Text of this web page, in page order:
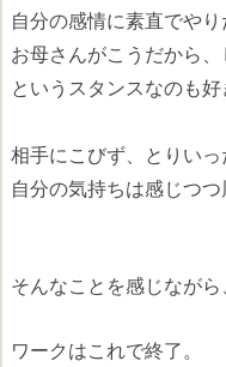
自分の感情に素直でやり
お母さんがこうだから
というスタンスなのも好
相手にこびず、とりいっ
自分の気持ちは感じつ
そんなことを感じながら、
ワークはこれで終了。